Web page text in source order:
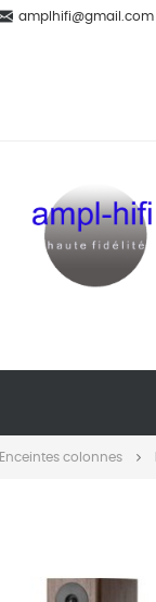
amplhifi@gmail.com
Enceintes colonnes